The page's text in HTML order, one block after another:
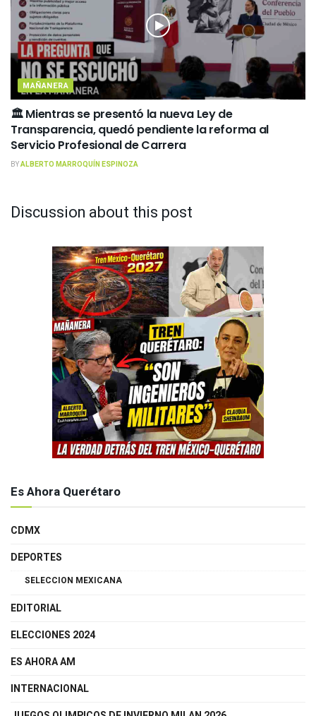
MAÑANERA
🏛️ Mientras se presentó la nueva Ley de
Transparencia, quedó pendiente la reforma al
Servicio Profesional de Carrera
BYALBERTO MARROQUÍN ESPINOZA
Discussion about this post
Es Ahora Querétaro
CDMX
DEPORTES
SELECCION MEXICANA
EDITORIAL
ELECCIONES 2024
ES AHORA AM
INTERNACIONAL